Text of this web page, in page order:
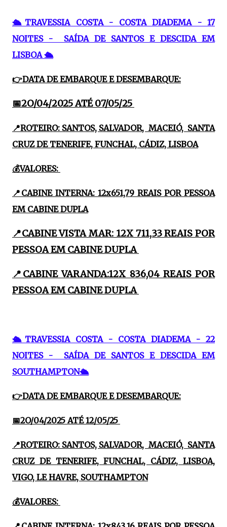
🛳TRAVESSIA COSTA - COSTA DIADEMA - 17
NOITES - SAÍDA DE SANTOS E DESCIDA EM
LISBOA 🛳
👉DATA DE EMBARQUE E DESEMBARQUE:
📅2O/04/2025 ATÉ 07/05/25
📍ROTEIRO: SANTOS, SALVADOR, MACEIÓ, SANTA
CRUZ DE TENERIFE, FUNCHAL, CÁDIZ, LISBOA
💰VALORES:
📍CABINE INTERNA: 12x651,79 REAIS POR PESSOA
EM CABINE DUPLA
📍CABINE VISTA MAR: 12X 711,33 REAIS POR
PESSOA EM CABINE DUPLA
📍CABINE VARANDA:12X 836,04 REAIS POR
PESSOA EM CABINE DUPLA
🛳TRAVESSIA COSTA - COSTA DIADEMA - 22
NOITES - SAÍDA DE SANTOS E DESCIDA EM
SOUTHAMPTON🛳
👉DATA DE EMBARQUE E DESEMBARQUE:
📅2O/04/2025 ATÉ 12/05/25
📍ROTEIRO: SANTOS, SALVADOR, MACEIÓ, SANTA
CRUZ DE TENERIFE, FUNCHAL, CÁDIZ, LISBOA,
VIGO, LE HAVRE, SOUTHAMPTON
💰VALORES: